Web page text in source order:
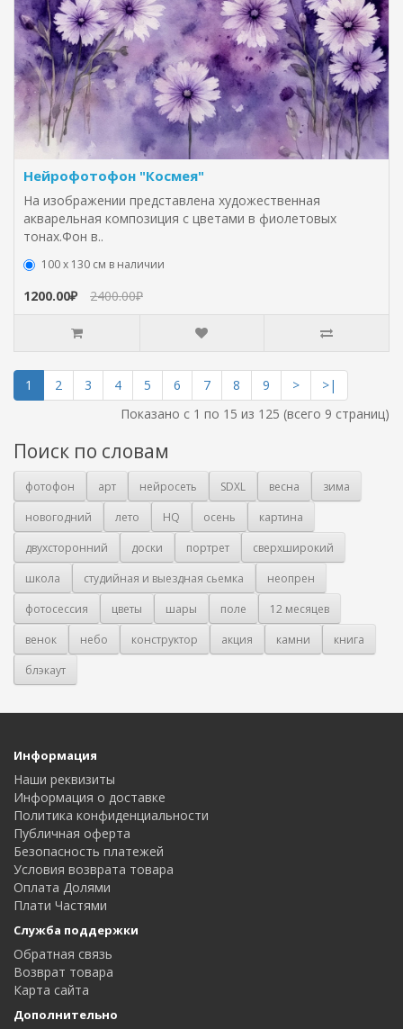
Нейрофотофон "Космея"
На изображении представлена художественная
акварельная композиция с цветами в фиолетовых
тонах.Фон в..
100 х 130 см в наличии
1200.00₽ 2400.00₽
1 2 3 4 5 6 7 8 9 >
>|
Показано с 1 по 15 из 125 (всего 9 страниц)
Поиск по словам
фотофон арт нейросеть SDXL весна
зима
новогодний
лето HQ осень
картина
двухсторонний
доски портрет
сверхширокий
школа
студийная и выездная сьемка
неопрен
фотосессия
цветы шары поле
12 месяцев
венок
небо конструктор акция камни
книга
блэкаут
Информация
Наши реквизиты
Информация о доставке
Политика конфиденциальности
Публичная оферта
Безопасность платежей
Условия возврата товара
Оплата Долями
Плати Частями
Служба поддержки
Обратная связь
Возврат товара
Карта сайта
Дополнительно